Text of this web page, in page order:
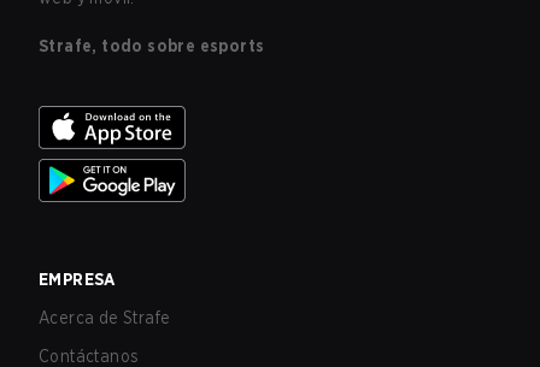
Strafe, todo sobre esports
EMPRESA
Acerca de Strafe
Contáctanos